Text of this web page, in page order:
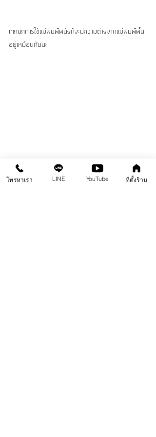
เทคนิคการใช้แม่พิมพ์ผนังก็จะมีความต่างจากแม่พิมพ์พื้น
อยู่เหมือนกันนะ
โทรหาเรา LINE YouTube ที่ตั้งร้าน